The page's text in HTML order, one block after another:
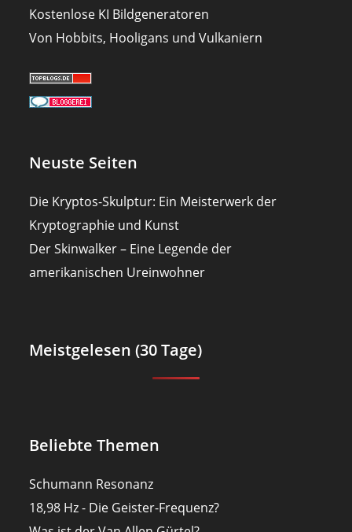
Kostenlose KI Bildgeneratoren
Von Hobbits, Hooligans und Vulkaniern
Neuste Seiten
Die Kryptos-Skulptur: Ein Meisterwerk der
Kryptographie und Kunst
Der Skinwalker – Eine Legende der
amerikanischen Ureinwohner
Meistgelesen (30 Tage)
Beliebte Themen
Schumann Resonanz
18,98 Hz - Die Geister-Frequenz?